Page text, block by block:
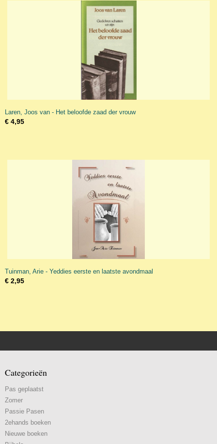
Laren, Joos van - Het beloofde zaad der vrouw
€ 4,95
Tuinman, Arie - Yeddies eerste en laatste avondmaal
€ 2,95
Categorieën
Pas geplaatst
Zomer
Passie Pasen
2ehands boeken
Nieuwe boeken